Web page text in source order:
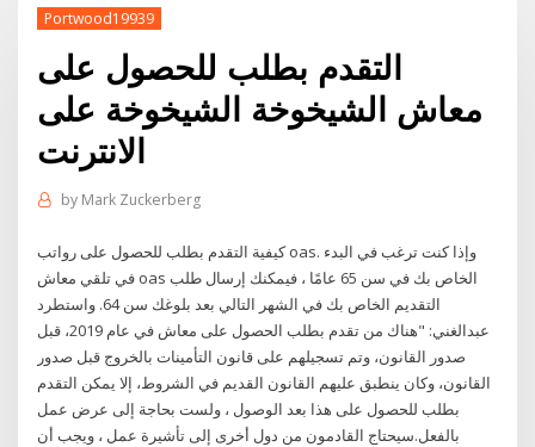
Portwood19939
التقدم بطلب للحصول على
معاش الشيخوخة الشيخوخة على
الانترنت
by Mark Zuckerberg
كيفية التقدم بطلب للحصول على رواتب oas. وإذا كنت ترغب في البدء
في تلقي معاش oas الخاص بك في سن 65 عامًا ، فيمكنك إرسال طلب
التقديم الخاص بك في الشهر التالي بعد بلوغك سن 64. واستطرد
عبدالغني: "هناك من تقدم بطلب الحصول على معاش في عام 2019، قبل
صدور القانون، وتم تسجيلهم على قانون التأمينات بالخروج قبل صدور
القانون، وكان ينطبق عليهم القانون القديم في الشروط، إلا يمكن التقدم
بطلب للحصول على هذا بعد الوصول ، ولست بحاجة إلى عرض عمل
بالفعل.سيحتاج القادمون من دول أخرى إلى تأشيرة عمل ، ويجب أن